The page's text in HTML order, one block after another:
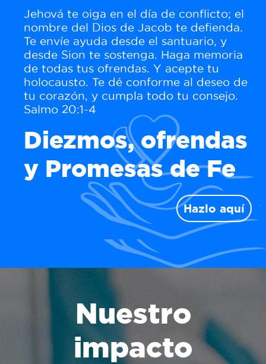
Jehová te oiga en el día de conflicto; el
nombre del Dios de Jacob te defienda.
Te envíe ayuda desde el santuario, y
desde Sion te sostenga. Haga memoria
de todas tus ofrendas. Y acepte tu
holocausto. Te dé conforme al deseo de
tu corazón, y cumpla todo tu consejo.
Salmo 20:1-4
Diezmos, ofrendas
y Promesas de Fe
Hazlo aquí
Nuestro
impacto